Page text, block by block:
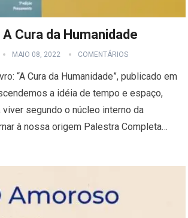
Cura da Humanidade
MAIO 08, 2022 COMENTÁRIOS
“A Cura da Humanidade”, publicado em
a idéia de tempo e espaço,
segundo o núcleo interno da
à nossa origem Palestra Completa…